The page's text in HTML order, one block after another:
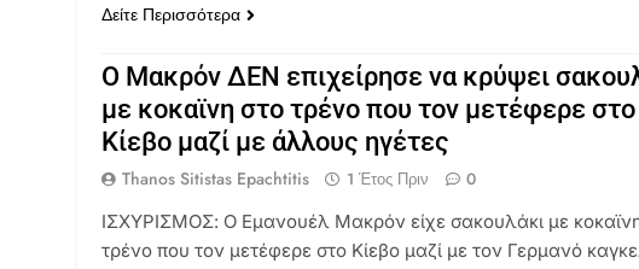
Δείτε Περισσότερα
Ο Μακρόν ΔΕΝ επιχείρησε να κρύψει
με κοκαϊνη στο τρένο που τον μετέφερε στο
Κίεβο μαζί με άλλους ηγέτες
Thanos Sitistas Epachtitis 1 Έτος Πριν
0
ΙΣΧΥΡΙΣΜΟΣ: Ο Εμανουέλ Μακρόν είχε σακουλάκι με
τρένο που τον μετέφερε στο Κίεβο μαζί με τον Γερμανό